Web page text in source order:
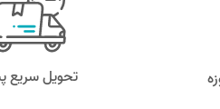
تحویل سریع